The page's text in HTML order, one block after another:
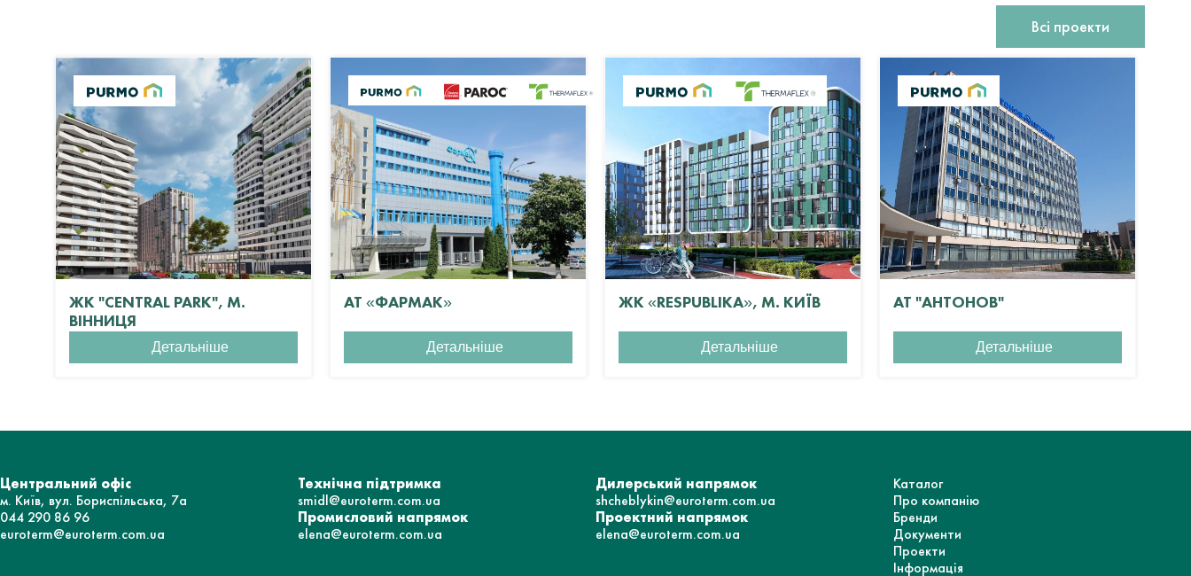
Всі проекти
ЖК "CENTRAL PARK", М.
ВІННИЦЯ
Детальніше
АТ «ФАРМАК»
Детальніше
ЖК «RESPUBLIKA», М. КИЇВ
Детальніше
АТ "АНТОНОВ"
Детальніше
Центральний офіс
м. Київ, вул. Бориспільська, 7а
044 290 86 96
euroterm@euroterm.com.ua
Технічна підтримка
smidl@euroterm.com.ua
Промисловий напрямок
elena@euroterm.com.ua
Дилерський напрямок
shcheblykin@euroterm.com.ua
Проектний напрямок
elena@euroterm.com.ua
Каталог
Про компанію
Бренди
Документи
Проекти
Інформація